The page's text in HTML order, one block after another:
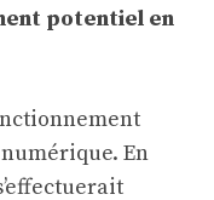
potentiel en
En